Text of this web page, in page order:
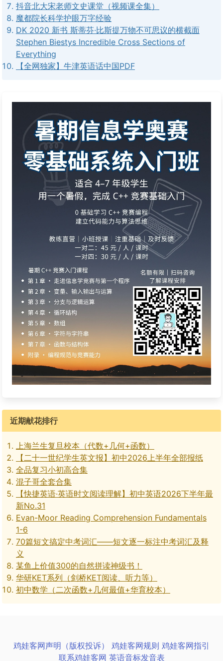
抖音北大宋老师文史课堂（视频课全集）
魔都院长科学护眼万字经验
DK 2020 新书 斯蒂芬·比斯提万物不可思议的横截面
Stephen Biestys Incredible Cross Sections of
Everything
【全网独家】牛津英语话中国PDF
近期献花排行
上海兰生复旦校本（代数+几何+函数）
【二十一世纪学生英文报】初中2026上半年全部报纸
全品复习小初高合集
混子哥全套合集
【快捷英语·英语时文阅读理解】初中英语2026下半年最
新No.31
Evan-Moor Reading Comprehension Fundamentals
1-6
70篇短文搞定中考词汇——短文逐一标注中考词汇及释
义
某鱼上价值300的自然拼读神级书！
华研KET系列（剑桥KET阅读、听力等）
初中数学（二次函数+几何最值+华育校本）
鸡娃客网声明（版权投诉） 鸡娃客网规则 鸡娃客网指引
联系鸡娃客网 英语音标发音表